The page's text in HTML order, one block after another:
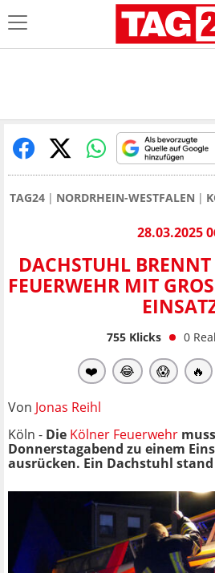
TAG24 NORDRHEIN-WESTFALEN
28.03.2025
DACHSTUHL
FEUERWEHR MIT
INSATZ
755Klicks 0
❤️ 😂 😱 🔥
Von Jonas Reihl
Köln - Die Kölner Feuerwehr
Donnerstagabend zu einem
ausrücken. Ein Dachstuhl